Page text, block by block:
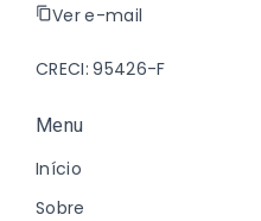
Ver e-mail
CRECI: 95426-F
Menu
Início
Sobre